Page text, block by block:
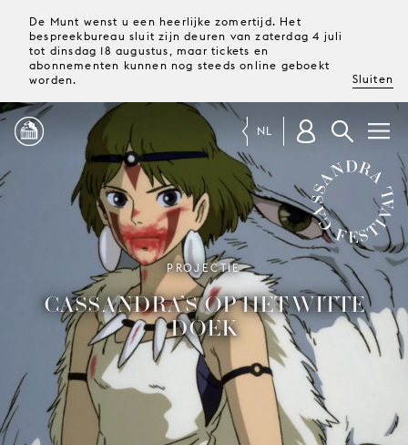
De Munt wenst u een heerlijke zomertijd. Het
bespreekbureau sluit zijn deuren van zaterdag 4 juli
tot dinsdag 18 augustus, maar tickets en
abonnementen kunnen nog steeds online geboekt
worden.
Sluiten
PROGRAMMA
MAGAZINE
TICKETS &
ABONNEMENTEN
UW
BEZOEK
JONG
PUBLIEK
NL
CASSANDRA FESTIVAL
PROJECTIE
CASSANDRA’S OP HET WITTE
DOEK